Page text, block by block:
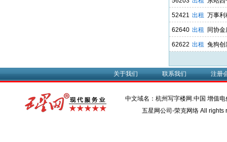
52421 出租 万事利
62640 出租 同协金
62622 出租 兔狗创
关于我们 联系我们 注册
中文域名：杭州写字楼网.中国 增值
五星网公司-荣克网络 All